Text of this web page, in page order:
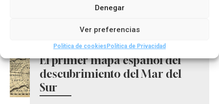
Denegar
Ver preferencias
Política de cookies Política de Privacidad
El primer mapa español del
descubrimiento del Mar del
Sur